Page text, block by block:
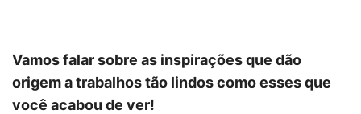
Vamos falar sobre as inspirações que dão
origem a trabalhos tão lindos como esses que
você acabou de ver!